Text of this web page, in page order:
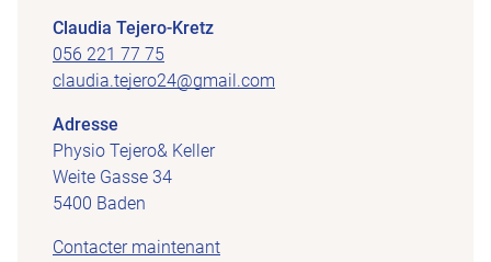
Claudia Tejero-Kretz
056 221 77 75
claudia.tejero24@gmail.com
Adresse
Physio Tejero& Keller
Weite Gasse 34
5400 Baden
Contacter maintenant